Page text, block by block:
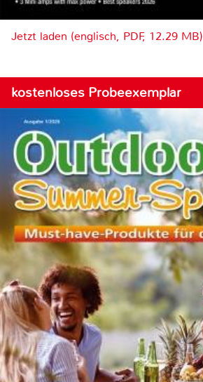
Jetzt laden (englisch, PDF, 12.29 MB)
kostenloses Probeexemplar